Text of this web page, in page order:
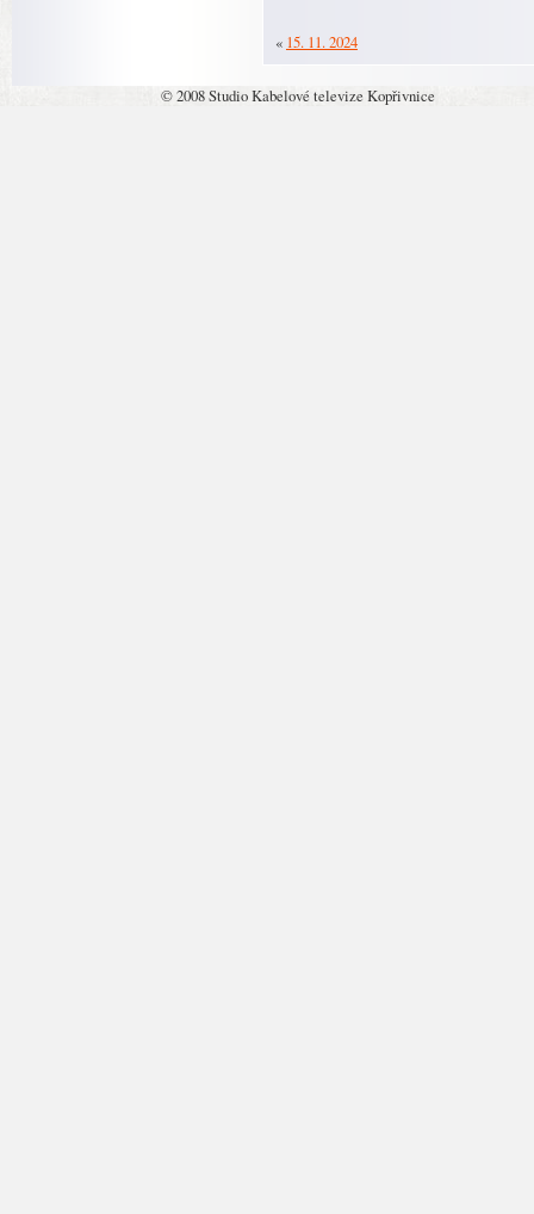
« 15. 11. 2024
© 2008 Studio Kabelové televize Kopřivnice